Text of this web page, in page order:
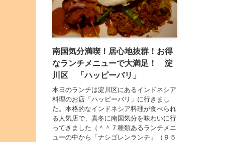
南国気分満喫！居心地抜群！お得
なランチメニューで大満足！ 淀
川区 「ハッピーバリ」
本日のランチは淀川区にあるインドネシア
料理のお店「ハッピーバリ」に行きまし
た。本格的なインドネシア料理が食べられ
る人気店で、真冬に南国気分を味わいに行
ってきました（＾＾７種類あるランチメニ
ューの中から「ナシゴレンランチ」（９５